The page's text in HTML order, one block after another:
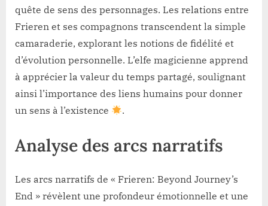
quête de sens des personnages. Les relations entre
Frieren et ses compagnons transcendent la simple
camaraderie, explorant les notions de fidélité et
d’évolution personnelle. L’elfe magicienne apprend
à apprécier la valeur du temps partagé, soulignant
ainsi l’importance des liens humains pour donner
un sens à l’existence
.
Analyse des arcs narratifs
Les arcs narratifs de « Frieren: Beyond Journey’s
End » révèlent une profondeur émotionnelle et une